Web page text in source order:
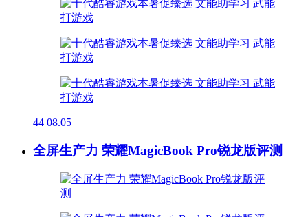
44 08.05
全屏生产力 荣耀MagicBook Pro锐龙版评测